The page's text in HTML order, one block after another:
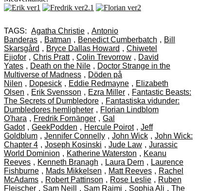
TAGS: Agatha Christie , Antonio
Banderas , Batman , Benedict Cumberbatch , Bill
Skarsgård , Bryce Dallas Howard , Chiwetel
Ejiofor , Chris Pratt , Colin Trevorrow , David
Yates , Death on the Nile , Doctor Strange in the
Multiverse of Madness , Döden på
Nilen , Dopesick , Eddie Redmayne , Elizabeth
Olsen , Erik Svensson , Ezra Miller , Fantastic Beasts:
The Secrets of Dumbledore , Fantastiska vidunder:
Dumbledores hemligheter , Florian Lindblom
O'hara , Fredrik Fornänger , Gal
Gadot , GeekPodden , Hercule Poirot , Jeff
Goldblum , Jennifer Connelly , John Wick , John Wick:
Chapter 4 , Joseph Kosinski , Jude Law , Jurassic
World Dominion , Katherine Waterston , Keanu
Reeves , Kenneth Branagh , Laura Dern , Laurence
Fishburne , Mads Mikkelsen , Matt Reeves , Rachel
McAdams , Robert Pattinson , Rose Leslie , Ruben
Fleischer , Sam Neill , Sam Raimi , Sophia Ali , The